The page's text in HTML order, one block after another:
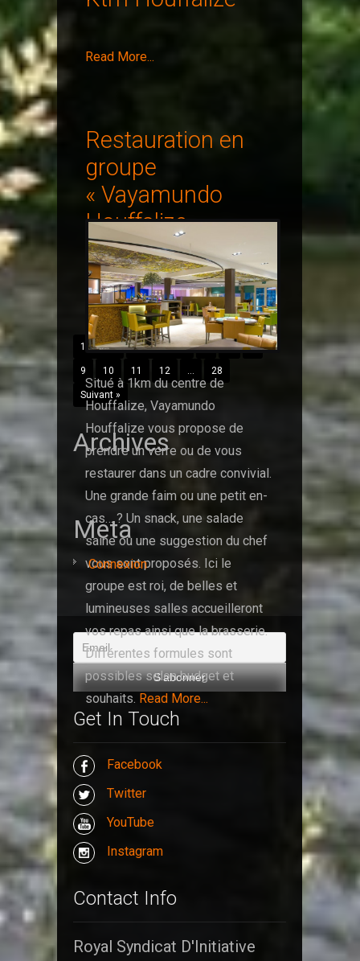
Read More...
Restauration en
groupe
« Vayamundo
Houffalize »
Situé à 1km du centre de
Houffalize, Vayamundo
Houffalize vous propose de
prendre un verre ou de vous
restaurer dans un cadre convivial.
Une grande faim ou une petit en-
cas… ? Un snack, une salade
saine ou une suggestion du chef
vous sont proposés. Ici le
groupe est roi, de belles et
lumineuses salles accueilleront
vos repas ainsi que la brasserie.
Différentes formules sont
possibles selon budget et
souhaits. Read More...
10 of 28 « Précédent 1 … 8
9 10 11 12 … 28
Suivant »
Archives
Meta
Connexion
Get In Touch
Facebook
Twitter
YouTube
Instagram
Contact Info
Royal Syndicat D'Initiative